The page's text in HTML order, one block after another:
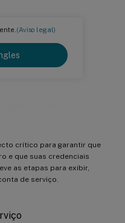
(Aviso legal)
crítico para garantir que
e que suas credenciais
as etapas para exibir,
de serviço.